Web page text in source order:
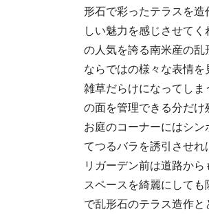
形石で彩ったテラスを
しい魅力を感じさせて
の人気を誇る南米産の
ならではの様々な表情を
雑草だらけになってし
の面を管理できる分だけ
お庭のコーナーにはシ
てつるバラを誘引させれ
リガーデン前は道路か
スペースを綺麗にして
で乱形石のテラス造作